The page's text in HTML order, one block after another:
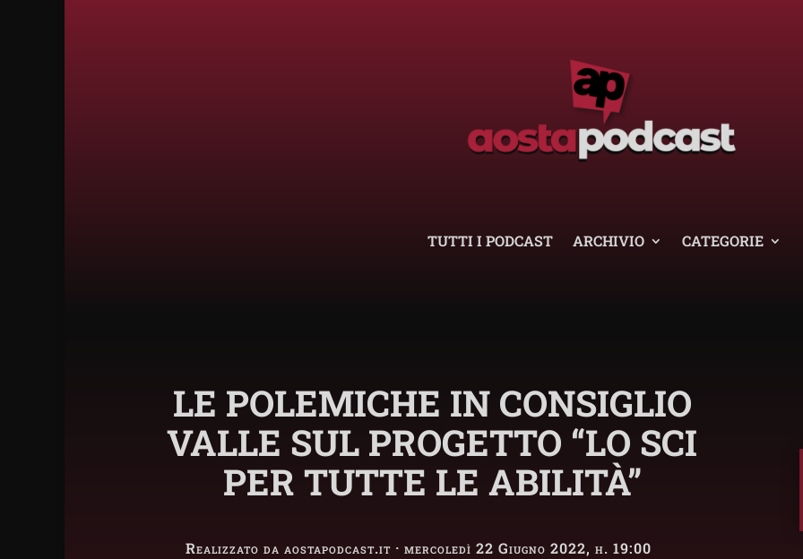
TUTTI I PODCAST ARCHIVIO CATEGORIE
LE POLEMICHE IN CONSIGLIO
VALLE SUL PROGETTO “LO SCI
PER TUTTE LE ABILITÀ”
Realizzato da aostapodcast.it · mercoledì 22 Giugno 2022, h. 19:00